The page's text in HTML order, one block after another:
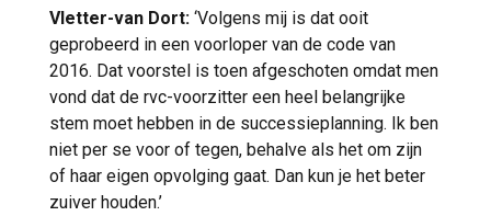
Vletter-van Dort: ‘Volgens mij is dat ooit
geprobeerd in een voorloper van de code van
2016. Dat voorstel is toen afgeschoten omdat men
vond dat de rvc-voorzitter een heel belangrijke
stem moet hebben in de successieplanning. Ik ben
niet per se voor of tegen, behalve als het om zijn
of haar eigen opvolging gaat. Dan kun je het beter
zuiver houden.’